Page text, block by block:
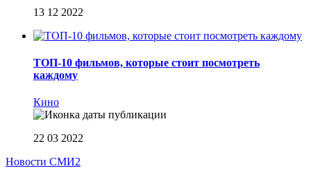
13 12 2022
ТОП-10 фильмов, которые стоит посмотреть
каждому
Кино
22 03 2022
Новости СМИ2